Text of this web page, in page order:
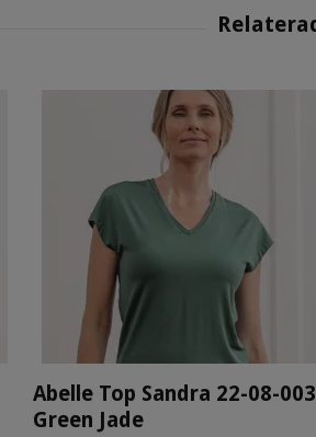
Abelle Top Sandra 22-08-003
Green Jade